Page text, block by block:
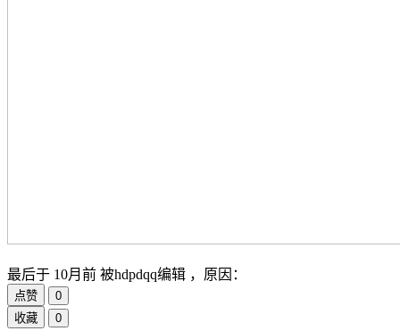
最后于 10月前 被hdpdqq编辑 ，原因：
点赞
0
收藏
0